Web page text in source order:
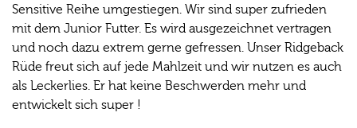
Sensitive Reihe umgestiegen. Wir sind super zufrieden
mit dem Junior Futter. Es wird ausgezeichnet vertragen
und noch dazu extrem gerne gefressen. Unser Ridgeback
Rüde freut sich auf jede Mahlzeit und wir nutzen es auch
als Leckerlies. Er hat keine Beschwerden mehr und
entwickelt sich super !